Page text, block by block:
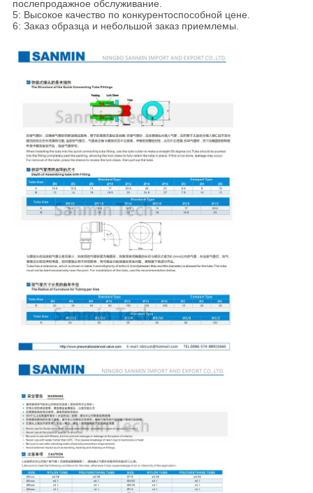
послепродажное обслуживание.
5: Высокое качество по конкурентоспособной цене.
6: Заказ образца и небольшой заказ приемлемы.